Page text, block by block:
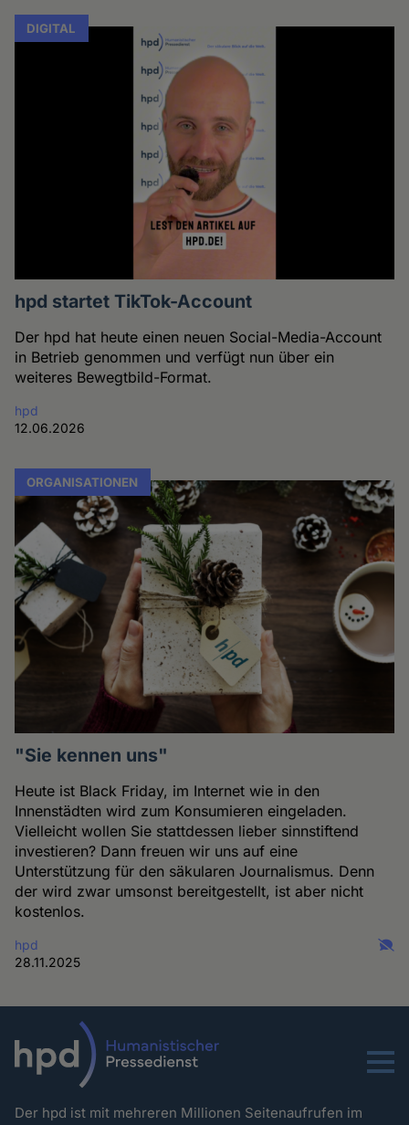
DIGITAL
hpd startet TikTok-Account
Der hpd hat heute einen neuen Social-Media-Account
in Betrieb genommen und verfügt nun über ein
weiteres Bewegtbild-Format.
hpd
12.06.2026
ORGANISATIONEN
"Sie kennen uns"
Heute ist Black Friday, im Internet wie in den
Innenstädten wird zum Konsumieren eingeladen.
Vielleicht wollen Sie stattdessen lieber sinnstiftend
investieren? Dann freuen wir uns auf eine
Unterstützung für den säkularen Journalismus. Denn
der wird zwar umsonst bereitgestellt, ist aber nicht
kostenlos.
hpd
28.11.2025
Menu
Der hpd ist mit mehreren Millionen Seitenaufrufen im